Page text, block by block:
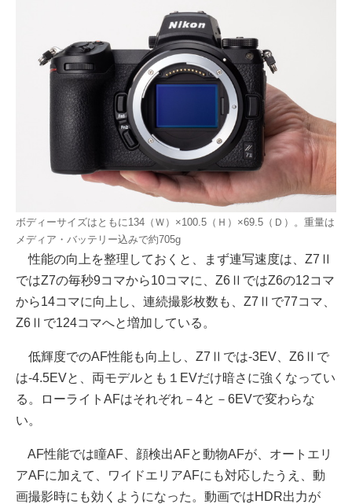
ボディーサイズはともに134（Ｗ）×100.5（Ｈ）×69.5（Ｄ）。重量は
メディア・バッテリー込みで約705g
性能の向上を整理しておくと、まず連写速度は、Z7Ⅱ
ではZ7の毎秒9コマから10コマに、Z6ⅡではZ6の12コマ
から14コマに向上し、連続撮影枚数も、Z7Ⅱで77コマ、
Z6Ⅱで124コマへと増加している。
低輝度でのAF性能も向上し、Z7Ⅱでは-3EV、Z6Ⅱで
は-4.5EVと、両モデルとも１EVだけ暗さに強くなってい
る。ローライトAFはそれぞれ－4と－6EVで変わらな
い。
AF性能では瞳AF、顔検出AFと動物AFが、オートエリ
アAFに加えて、ワイドエリアAFにも対応したうえ、動
画撮影時にも効くようになった。動画ではHDR出力が